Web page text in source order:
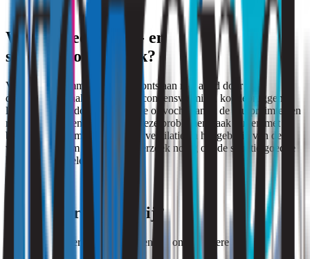
Waarom een vocht- en
schimmelonderzoek?
Vocht- en schimmelproblemen ontstaan niet altijd door één
duidelijke oorzaak. Zo kunnen condensvorming, koudebruggen,
lekkages, onvoldoende ventilatie of vocht vanuit de kruipruimte een
rol spelen. Bovendien hangen deze problemen vaak samen met
bouwkundige omstandigheden, ventilatie en het gebruik van de
woning. Daarom is gericht onderzoek nodig om de situatie goed te
kunnen beoordelen.
Wat onderzoeken wij?
Tijdens het onderzoek beoordelen wij onder andere: